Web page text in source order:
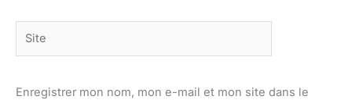
Enregistrer mon nom, mon e-mail et mon site dans le